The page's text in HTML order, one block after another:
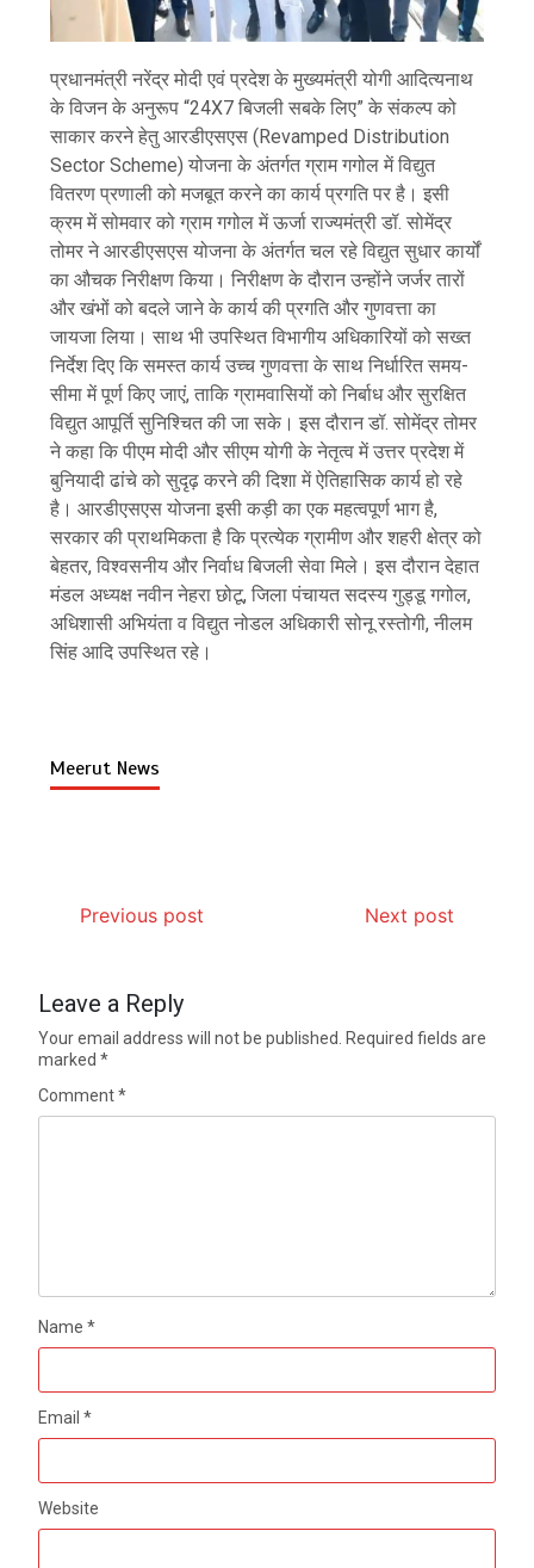
प्रधानमंत्री नरेंद्र मोदी एवं प्रदेश के मुख्यमंत्री योगी आदित्यनाथ
के विजन के अनुरूप “24X7 बिजली सबके लिए” के संकल्प को
साकार करने हेतु आरडीएसएस (Revamped Distribution
Sector Scheme) योजना के अंतर्गत ग्राम गगोल में विद्युत
वितरण प्रणाली को मजबूत करने का कार्य प्रगति पर है। इसी
क्रम में सोमवार को ग्राम गगोल में ऊर्जा राज्यमंत्री डॉ. सोमेंद्र
तोमर ने आरडीएसएस योजना के अंतर्गत चल रहे विद्युत सुधार कार्यों
का औचक निरीक्षण किया। निरीक्षण के दौरान उन्होंने जर्जर तारों
और खंभों को बदले जाने के कार्य की प्रगति और गुणवत्ता का
जायजा लिया। साथ भी उपस्थित विभागीय अधिकारियों को सख्त
निर्देश दिए कि समस्त कार्य उच्च गुणवत्ता के साथ निर्धारित समय-
सीमा में पूर्ण किए जाएं, ताकि ग्रामवासियों को निर्बाध और सुरक्षित
विद्युत आपूर्ति सुनिश्चित की जा सके। इस दौरान डॉ. सोमेंद्र तोमर
ने कहा कि पीएम मोदी और सीएम योगी के नेतृत्व में उत्तर प्रदेश में
बुनियादी ढांचे को सुदृढ़ करने की दिशा में ऐतिहासिक कार्य हो रहे
है। आरडीएसएस योजना इसी कड़ी का एक महत्वपूर्ण भाग है,
सरकार की प्राथमिकता है कि प्रत्येक ग्रामीण और शहरी क्षेत्र को
बेहतर, विश्वसनीय और निर्वाध बिजली सेवा मिले। इस दौरान देहात
मंडल अध्यक्ष नवीन नेहरा छोटू, जिला पंचायत सदस्य गुड्डू गगोल,
अधिशासी अभियंता व विद्युत नोडल अधिकारी सोनू रस्तोगी, नीलम
सिंह आदि उपस्थित रहे।
Meerut News
Previous post Next post
Leave a Reply
Your email address will not be published. Required fields are
marked*
Comment*
Name*
Email*
Website